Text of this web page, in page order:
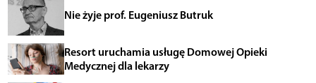
Nie żyje prof. Eugeniusz Butruk
Resort uruchamia usługę Domowej Opieki
Medycznej dla lekarzy